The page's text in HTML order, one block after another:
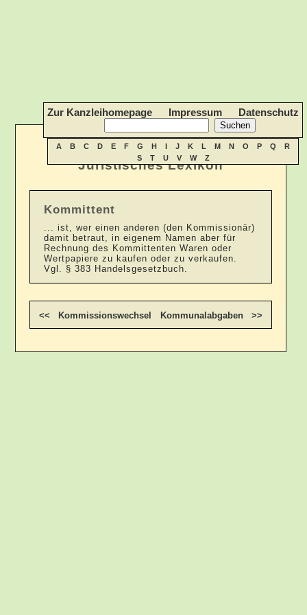
Juristisches Lexikon
Zur Kanzleihomepage Impressum Datenschutz
A B C D E F G H I J K L M N O P Q
R
S
T U V W Z
Kommittent
... ist, wer einen anderen (den Kommissionär)
damit betraut, in eigenem Namen aber für
Rechnung des Kommittenten Waren oder
Wertpapiere zu kaufen oder zu verkaufen.
Vgl. § 383 Handelsgesetzbuch.
<< Kommissionswechsel Kommunalabgaben >>